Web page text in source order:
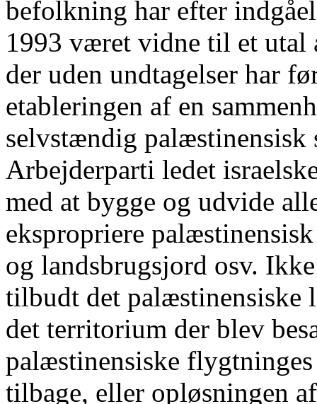
befolkning har efter
1993 været vidne til et utal
der uden undtagelser har
etableringen af en
selvstændig palæstinensisk
Arbejderparti ledet
med at bygge og udvide
ekspropriere
og landsbrugsjord osv.
tilbudt det palæstinensiske
det territorium der blev
palæstinensiske
tilbage, eller opløsningen